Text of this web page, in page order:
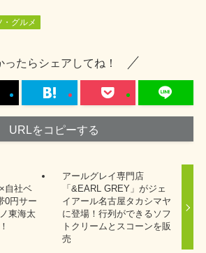
・グルメ
ったらシェアしてね！
URLをコピーする
自社ベ
0円サー
東海太
アールグレイ専門店
「&EARL GREY」がジェ
イアール名古屋タカシマヤ
に登場！行列ができるソフ
トクリームとスコーンを販
売